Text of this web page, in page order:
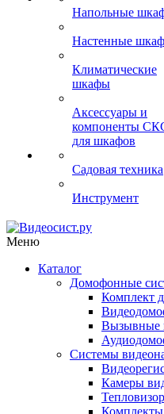
Напольные
Настенные
Климатические
шкафы
Аксессуары и
компоненты
для шкафов
Садовая техника
Инструмент
Меню
Каталог
Домофонные
Комплект
Вызывные
Системы
Камеры